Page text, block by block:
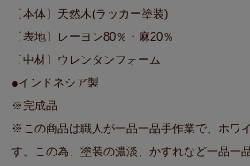
〔本体〕天然木(ラッカー塗装)
〔表地〕レーヨン80％・麻20％
〔中材〕ウレンタンフォーム
●インドネシア製
※完成品
※この商品は職人が一品一品手作業で、ホワ
す。この為、塗装の濃淡、かすれなど一品一